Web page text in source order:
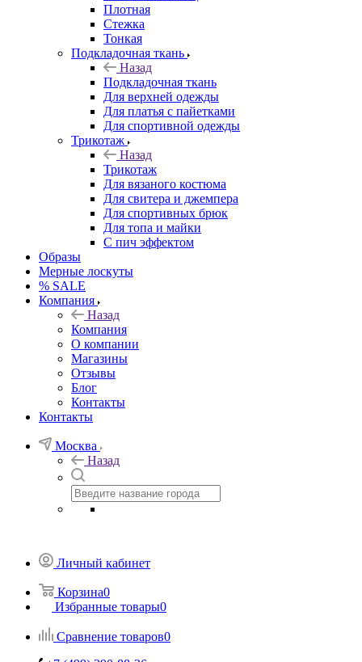
Плотная
Стежка
Тонкая
Подкладочная ткань
Назад
Подкладочная ткань
Для верхней одежды
Для платья с пайетками
Для спортивной одежды
Трикотаж
Назад
Трикотаж
Для вязаного костюма
Для свитера и джемпера
Для спортивных брюк
Для топа и майки
С пич эффектом
Образы
Мерные лоскуты
% SALE
Компания
Назад
Компания
О компании
Магазины
Отзывы
Блог
Контакты
Контакты
Москва
Назад
Личный кабинет
Корзина0
Избранные товары0
Сравнение товаров0